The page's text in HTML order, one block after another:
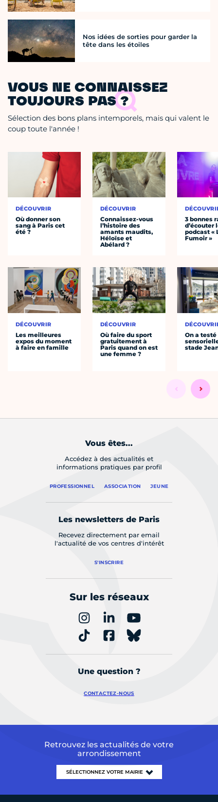
Nos idées de sorties pour garder la
tête dans les étoiles
VOUS NE CONNAISSEZ
TOUJOURS PAS ?
Sélection des bons plans intemporels, mais qui valent le
coup toute l'année !
DÉCOUVRIR
Où donner son
sang à Paris cet
été ?
DÉCOUVRIR
Les meilleures
expos du moment
à faire en famille
DÉCOUVRIR
Connaissez-vous
l’histoire des
amants maudits,
Héloïse et
Abélard ?
DÉCOUVRIR
Où faire du sport
gratuitement à
Paris quand on est
une femme ?
3 bonnes
d’écouter
podcast «
Fumoir »
On a
stade
Vous êtes...
Accédez à des actualités et
informations pratiques par profil
PROFESSIONNEL ASSOCIATION JEUNE
Les newsletters de Paris
Recevez directement par email
l'actualité de vos centres d'intérêt
S'INSCRIRE
Sur les réseaux
Une question ?
CONTACTEZ-NOUS
Retrouvez les actualités de votre
arrondissement